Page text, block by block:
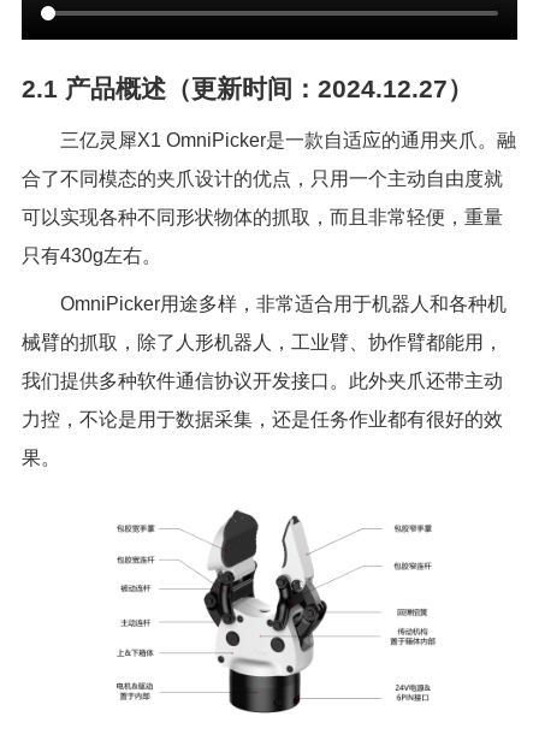
2.1 产品概述（更新时间：2024.12.27）
三亿灵犀X1 OmniPicker是一款自适应的通用夹爪。融
合了不同模态的夹爪设计的优点，只用一个主动自由度就
可以实现各种不同形状物体的抓取，而且非常轻便，重量
只有430g左右。
OmniPicker用途多样，非常适合用于机器人和各种机
械臂的抓取，除了人形机器人，工业臂、协作臂都能用，
我们提供多种软件通信协议开发接口。此外夹爪还带主动
力控，不论是用于数据采集，还是任务作业都有很好的效
果。